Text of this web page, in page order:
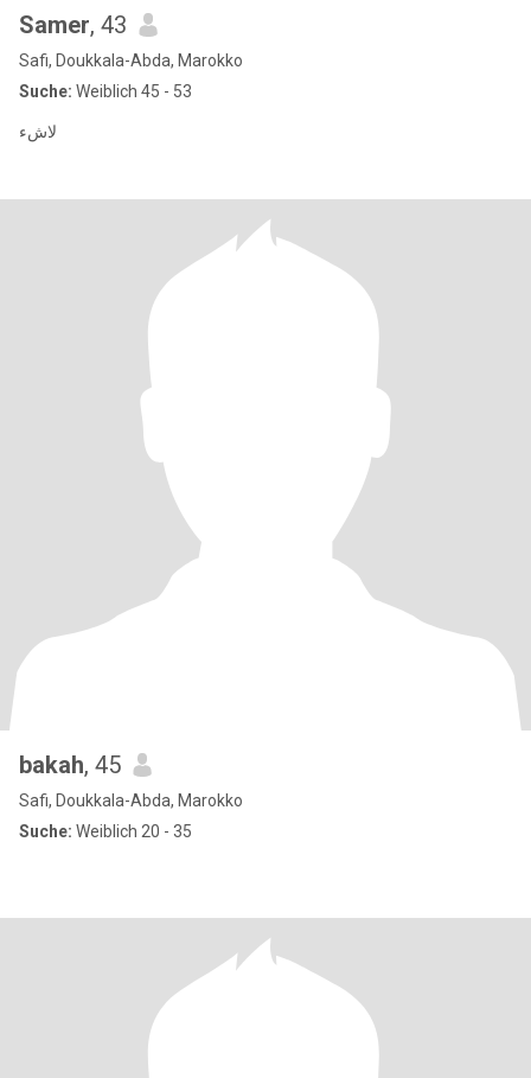
Samer, 43
Safi, Doukkala-Abda, Marokko
Suche: Weiblich 45 - 53
لاشء
bakah, 45
Safi, Doukkala-Abda, Marokko
Suche: Weiblich 20 - 35